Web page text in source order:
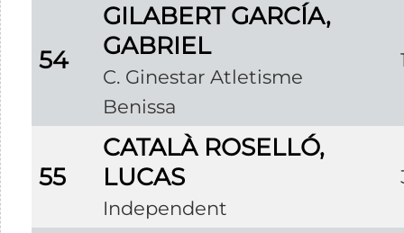
54
GILABERT GARCÍA,
GABRIEL
C. Ginestar Atletisme
Benissa
55
CATALÀ ROSELLÓ,
LUCAS
Independent